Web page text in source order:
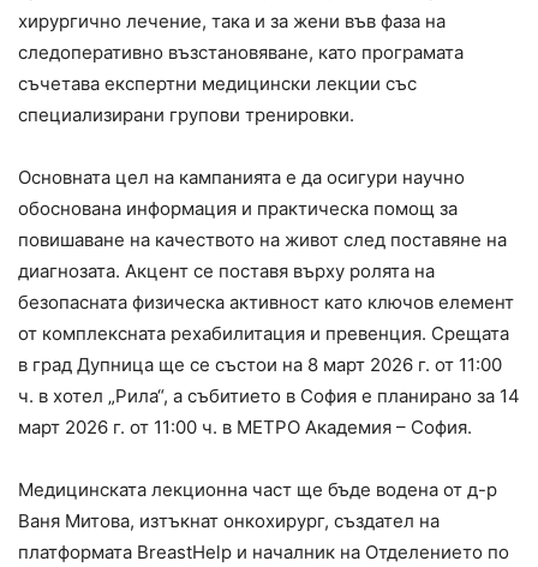
хирургично лечение, така и за жени във фаза на
следоперативно възстановяване, като програмата
съчетава експертни медицински лекции със
специализирани групови тренировки.
Основната цел на кампанията е да осигури научно
обоснована информация и практическа помощ за
повишаване на качеството на живот след поставяне на
диагнозата. Акцент се поставя върху ролята на
безопасната физическа активност като ключов елемент
от комплексната рехабилитация и превенция. Срещата
в град Дупница ще се състои на 8 март 2026 г. от 11:00
ч. в хотел „Рила“, а събитието в София е планирано за 14
март 2026 г. от 11:00 ч. в МЕТРО Академия – София.
Медицинската лекционна част ще бъде водена от д-р
Ваня Митова, изтъкнат онкохирург, създател на
платформата BreastHelp и началник на Отделението по